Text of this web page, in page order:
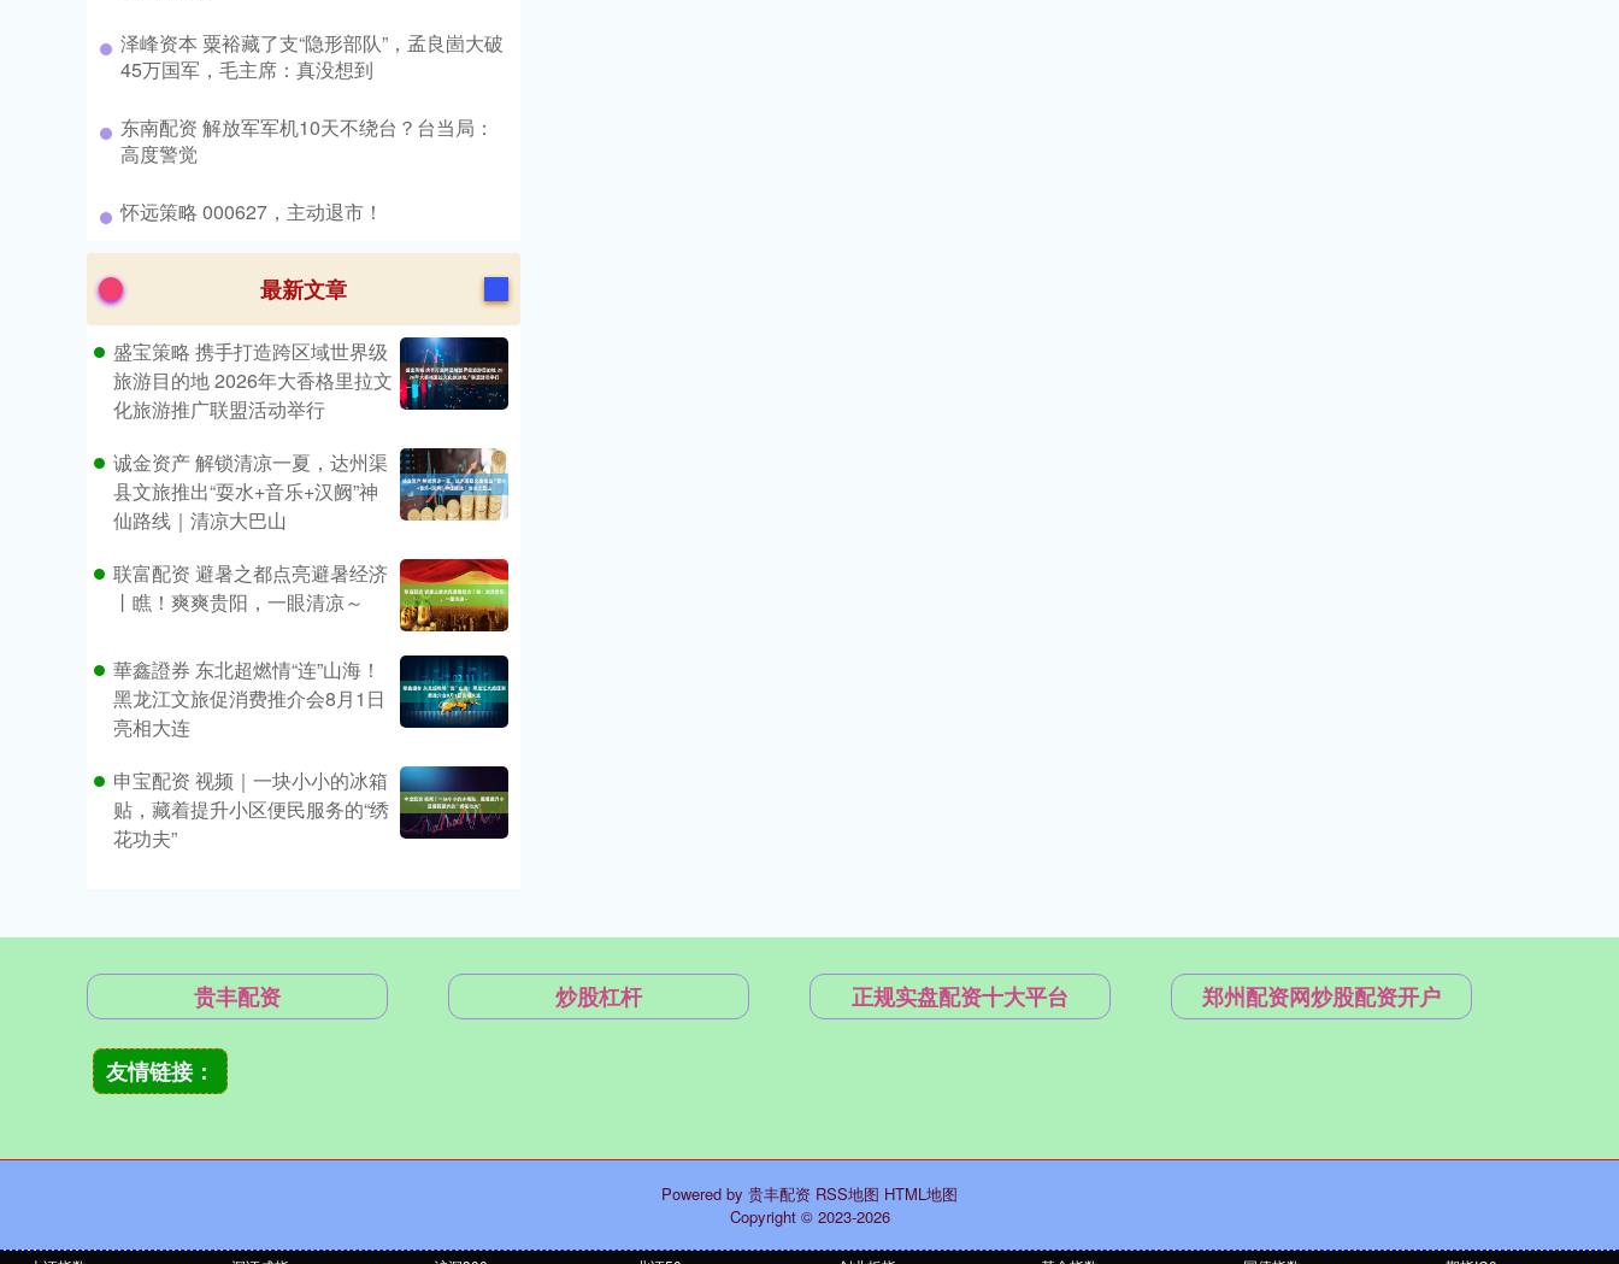
​泽峰资本 粟裕藏了支“隐形部队”，孟良崮大破
45万国军，毛主席：真没想到
​东南配资 解放军军机10天不绕台？台当局：
高度警觉
​怀远策略 000627，主动退市！
最新文章
盛宝策略 携手打造跨区域世界级
旅游目的地 2026年大香格里拉文
化旅游推广联盟活动举行
诚金资产 解锁清凉一夏，达州渠
县文旅推出“耍水+音乐+汉阙”神
仙路线｜清凉大巴山
联富配资 避暑之都点亮避暑经济
丨瞧！爽爽贵阳，一眼清凉～
華鑫證券 东北超燃情“连”山海！
黑龙江文旅促消费推介会8月1日
亮相大连
申宝配资 视频｜一块小小的冰箱
贴，藏着提升小区便民服务的“绣
花功夫”
贵丰配资 炒股杠杆 正规实盘配资十大平台 郑州配资网炒股配资开户
友情链接：
Powered by 贵丰配资 RSS地图 HTML地图
Copyright © 2023-2026